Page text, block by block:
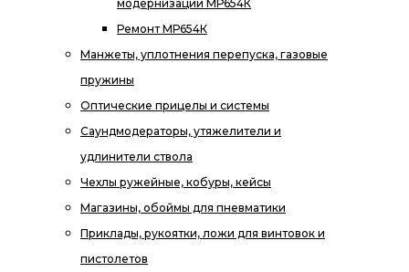
модернизации МР654К
Ремонт МР654К
Манжеты, уплотнения перепуска, газовые
пружины
Оптические прицелы и системы
Саундмодераторы, утяжелители и
удлинители ствола
Чехлы ружейные, кобуры, кейсы
Магазины, обоймы для пневматики
Приклады, рукоятки, ложи для винтовок и
пистолетов